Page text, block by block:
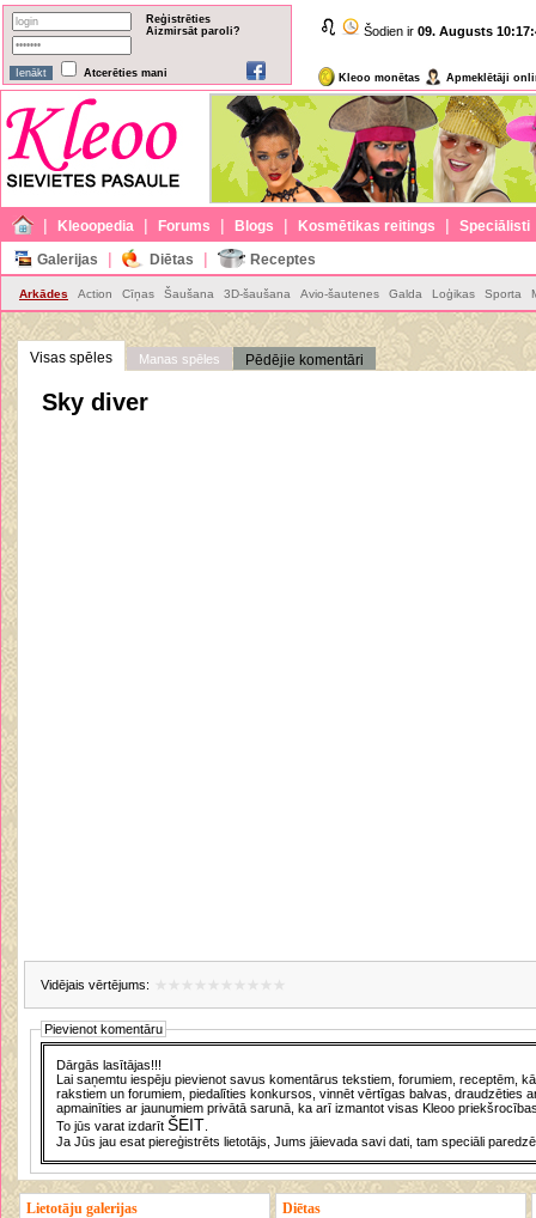
Reģistrēties
Aizmirsāt paroli?
Atcerēties mani
Šodien ir 09. Augusts
Kleoo monētas Apmeklētāji
| Kleoopedia | Forums | Blogs | Kosmētikas reitings | Speciālisti
Galerijas | Diētas | Receptes
Arkādes Action Cīņas Šaušana 3D-šaušana Avio-šautenes Galda Loģikas Sporta
Visas spēles Manas spēles Pēdējie komentāri
Sky diver
Vidējais vērtējums:
Pievienot komentāru
Dārgās lasītājas!!!
Lai saņemtu iespēju pievienot savus komentārus tekstiem, forumiem, receptēm,
rakstiem un forumiem, piedalīties konkursos, vinnēt vērtīgas balvas, draudzēties
apmainīties ar jaunumiem privātā sarunā, ka arī izmantot visas Kleoo
To jūs varat izdarītŠEIT
Ja Jūs jau esat piereģistrēts lietotājs, Jums jāievada savi dati, tam speciāli
Lietotāju galerijas Diētas